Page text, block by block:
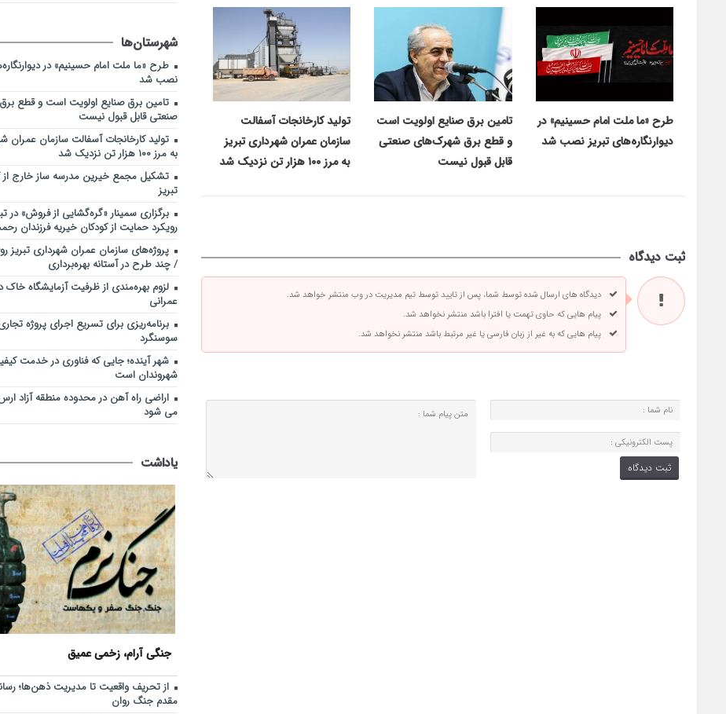
طرح «ما ملت امام حسینیم» در
دیوارنگاره‌های تبریز نصب شد
تامین برق صنایع اولویت است
و قطع برق شهرک‌های صنعتی
قابل قبول نیست
تولید کارخانجات آسفالت
سازمان عمران شهرداری تبریز
به مرز ۱۰۰ هزار تن نزدیک شد
ثبت دیدگاه
دیدگاه های ارسال شده توسط شما، پس از تایید توسط تیم مدیریت در وب منتشر خواهد شد.
پیام هایی که حاوی تهمت یا افترا باشد منتشر نخواهد شد.
پیام هایی که به غیر از زبان فارسی یا غیر مرتبط باشد منتشر نخواهد شد.
شهرستان‌ها
طرح «ما ملت امام حسینیم» در
نصب شد
تامین برق صنایع اولویت است و قطع
صنعتی قابل قبول نیست
تولید کارخانجات آسفالت سازمان عمران
به مرز ۱۰۰ هزار تن نزدیک شد
تشکیل مجمع خیرین مدرسه ‌ساز خارج از
تبریز
برگزاری سمینار «گره‌گشایی از فروش» در
رویکرد حمایت از کودکان خیریه فرزندان
پروژه‌های سازمان عمران شهرداری تبریز
/ چند طرح در آستانه بهره‌برداری
لزوم بهره‌مندی از ظرفیت آزمایشگاه خاک
عمرانی
برنامه‌ریزی برای تسریع اجرای پروژه
سوسنگرد
شهر آینده؛ جایی که فناوری در خدمت
شهروندان است
اراضی راه آهن در محدوده منطقه آزاد
می شود
یاداشت
جنگی آرام، زخمی عمیق
از تحریف واقعیت تا مدیریت ذهن‌ها؛
مقدم جنگ روان